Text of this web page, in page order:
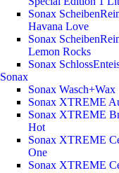
Sonax
Havana Love
Sonax
Lemon Rocks
Sonax
Sonax
Sonax Wasch+Wax
Sonax XTREME
Sonax XTREME
Hot
Sonax XTREME
One
Sonax XTREME